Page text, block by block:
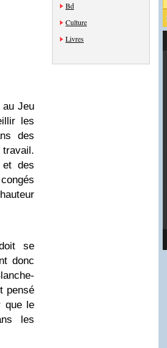
au Jeu
les
des
et des
se
donc
pensé
que le
les
Bd
Culture
Livres